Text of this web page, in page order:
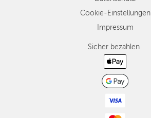
Cookie-Einstellungen
Impressum
Sicher bezahlen